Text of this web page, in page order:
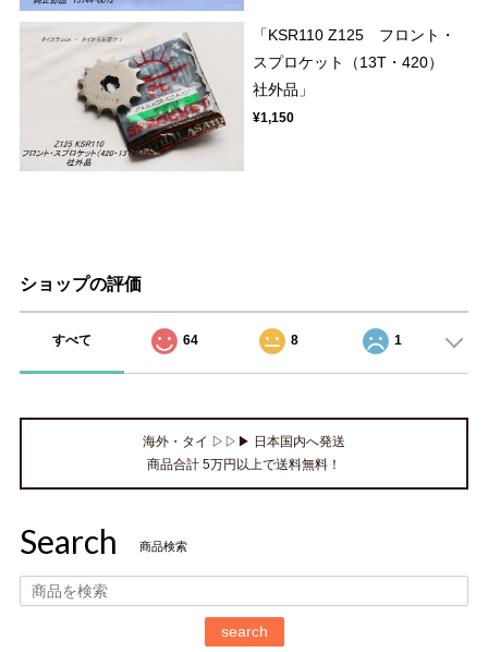
「KSR110 Z125 フロント・
スプロケット（13T・420）
社外品」
¥1,150
ショップの評価
すべて 64 8 1
海外・タイ ▷▷▶ 日本国内へ発送
商品合計 5万円以上で送料無料！
Search 商品検索
search